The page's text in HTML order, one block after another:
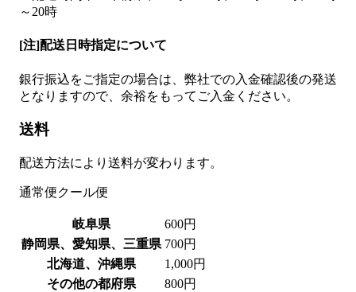
[注]配送日時指定について
銀行振込をご指定の場合は、弊社での入金確認後の発送
となりますので、余裕をもってご入金ください。
送料
配送方法により送料が変わります。
通常便クール便
岐阜県
600円
静岡県、愛知県、三重県 700円
北海道、沖縄県
1,000円
その他の都府県
800円